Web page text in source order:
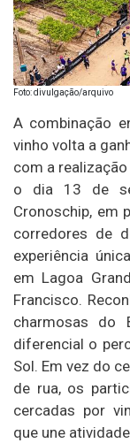
Foto: divulgação/arquivo
A combinação
vinho volta a
com a
o dia 13 de
Cronoschip, em
corredores de
experiência
em Lagoa
Francisco.
charmosas do
diferencial o
Sol. Em vez do
de rua, os
cercadas por
que une